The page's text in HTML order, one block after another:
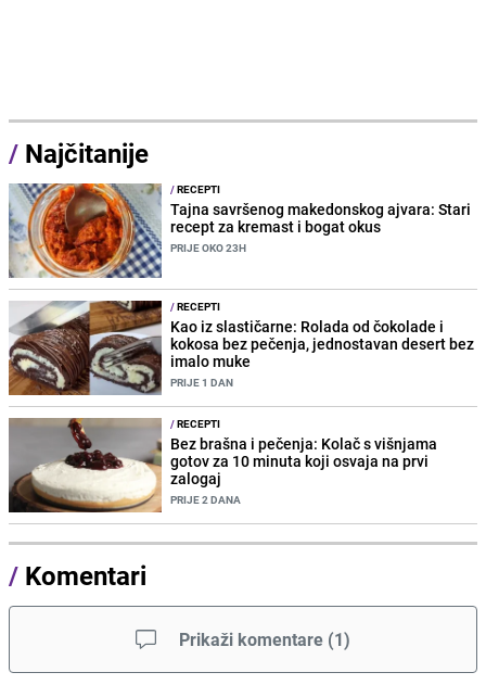
/ Najčitanije
/RECEPTI
Tajna savršenog makedonskog ajvara: Stari
recept za kremast i bogat okus
PRIJE OKO 23H
/RECEPTI
Kao iz slastičarne: Rolada od čokolade i
kokosa bez pečenja, jednostavan desert bez
imalo muke
PRIJE 1 DAN
/RECEPTI
Bez brašna i pečenja: Kolač s višnjama
gotov za 10 minuta koji osvaja na prvi
zalogaj
PRIJE 2 DANA
/ Komentari
Prikaži komentare (1)